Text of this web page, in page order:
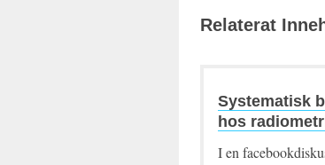
Relaterat
Systematisk
hos
I en